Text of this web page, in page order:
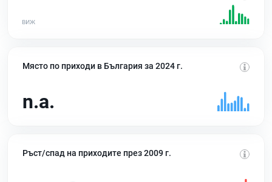
Място по приходи в България за 2024 г.
n.a.
Ръст/спад на приходите през 2009 г.